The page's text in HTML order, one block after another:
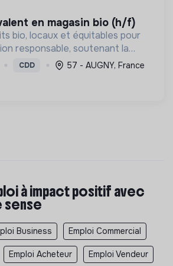
en magasin bio (h/f)
bio, locaux et équitables pour
responsable, soutenant la
et sociale à travers
CDD 57 - AUGNY, France
à impact positif avec
sense
Business Emploi Commercial
Emploi Acheteur Emploi Vendeur